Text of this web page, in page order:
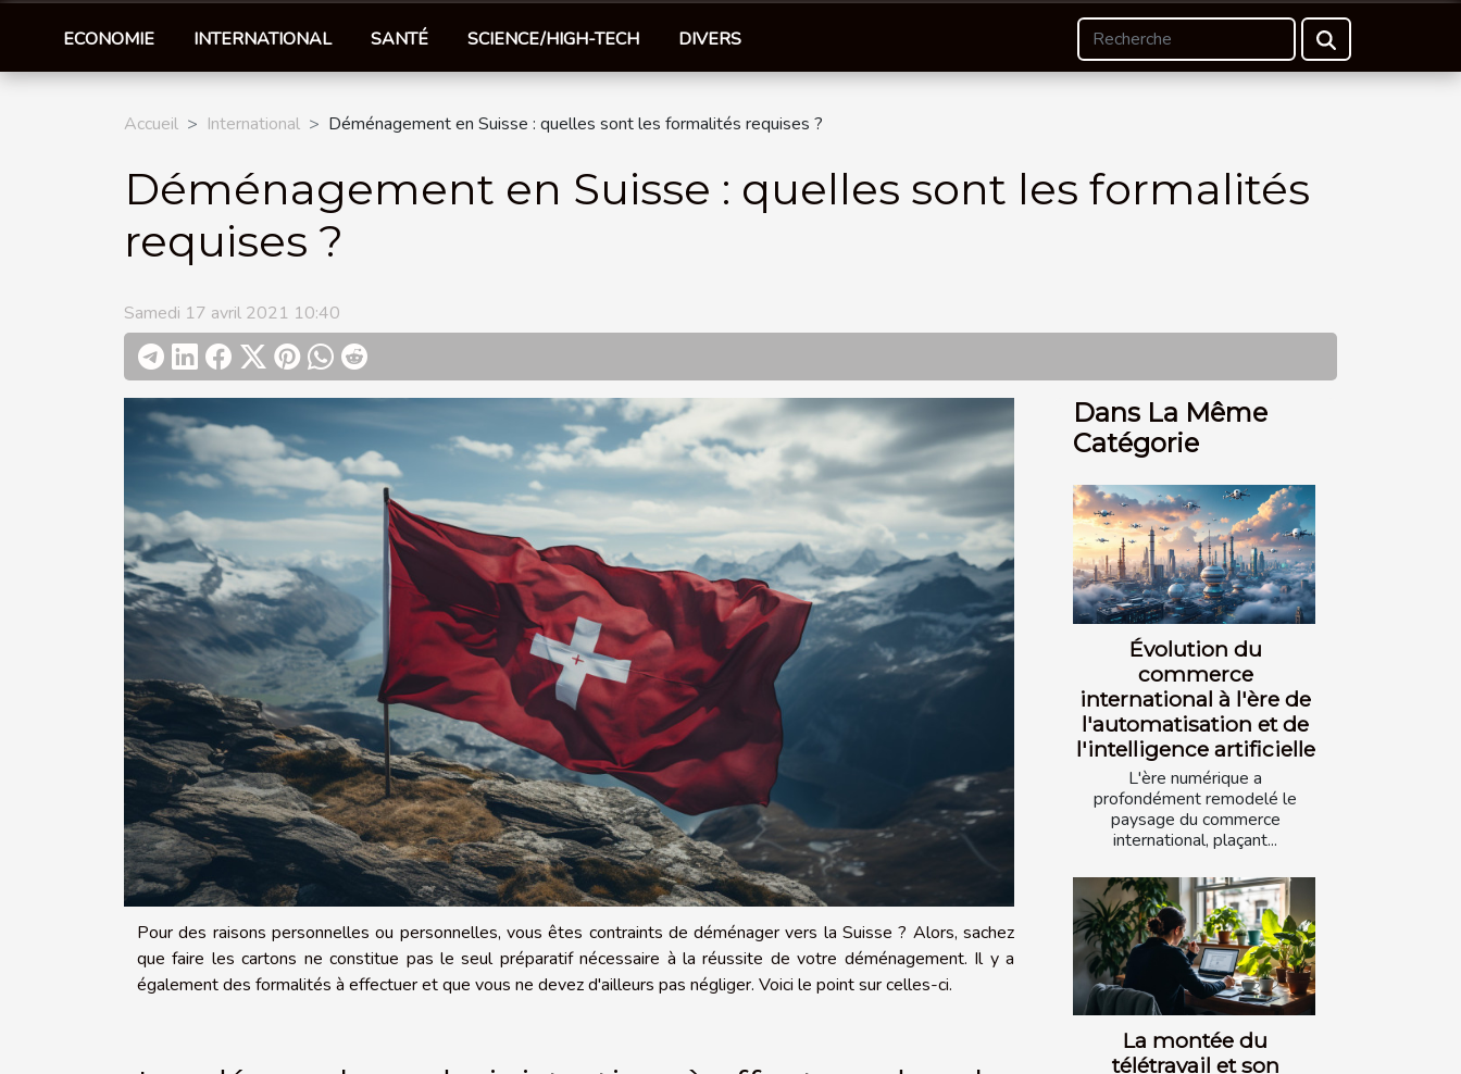
ECONOMIE INTERNATIONAL SANTÉ SCIENCE/HIGH-TECH DIVERS
Accueil International Déménagement en Suisse : quelles sont les formalités requises ?
Déménagement en Suisse : quelles sont les formalités
requises ?
Samedi 17 avril 2021 10:40
Pour des raisons personnelles ou personnelles, vous êtes contraints de déménager vers la Suisse ? Alors, sachez
que faire les cartons ne constitue pas le seul préparatif nécessaire à la réussite de votre déménagement. Il y a
également des formalités à effectuer et que vous ne devez d'ailleurs pas négliger. Voici le point sur celles-ci.
Dans La Même
Catégorie
Évolution du
commerce
international à l'ère de
l'automatisation et de
l'intelligence artificielle
L'ère numérique a
profondément remodelé le
paysage du commerce
international, plaçant...
La montée du
télétravail et son